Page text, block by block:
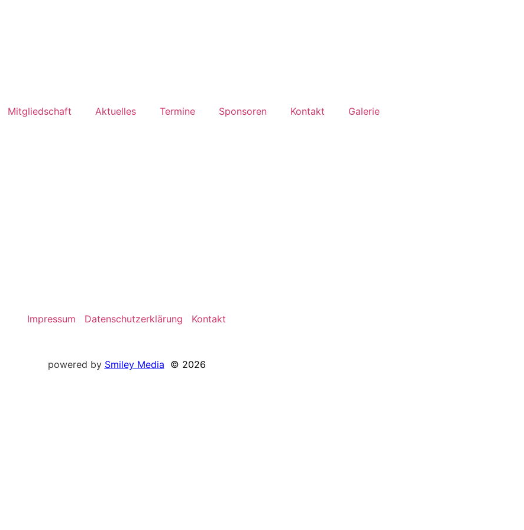
Mitgliedschaft Aktuelles Termine Sponsoren Kontakt Galerie
Impressum Datenschutzerklärung Kontakt
powered by SmileyMedia © 2026